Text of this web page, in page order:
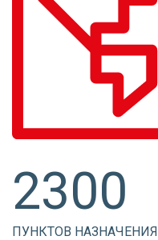
2300
ПУНКТОВ НАЗНАЧЕНИЯ